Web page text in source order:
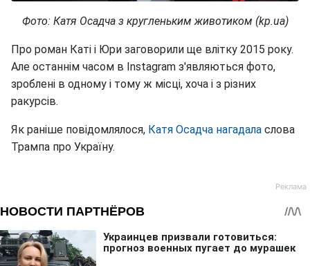
Фото: Катя Осадча з кругленьким животиком (kp.ua)
Про роман Каті і Юри заговорили ще влітку 2015 року.
Але останнім часом в Instagram з'являються фото,
зроблені в одному і тому ж місці, хоча і з різних
ракурсів.
Як раніше повідомлялося, Катя Осадча нагадала слова
Трампа про Україну.